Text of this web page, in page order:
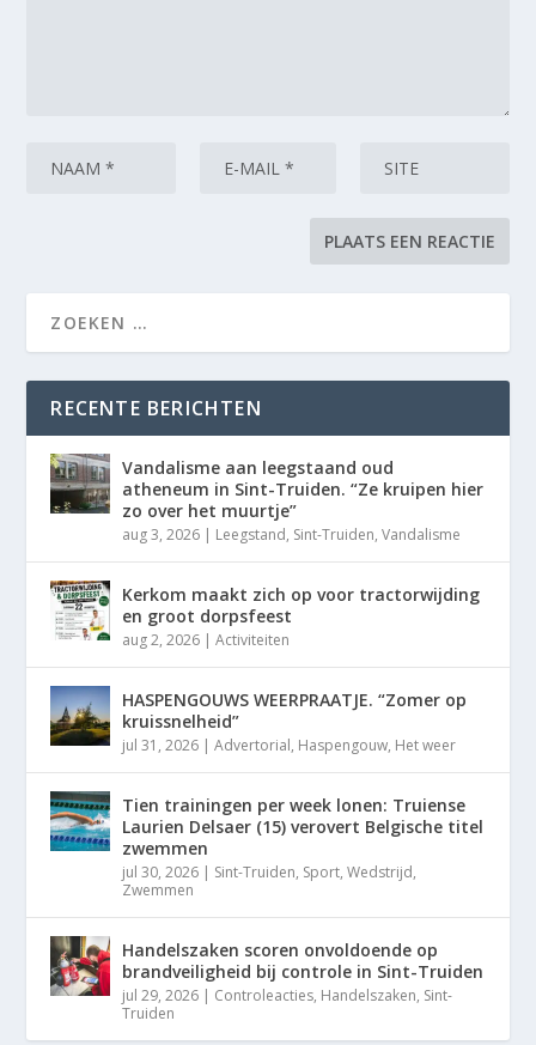
RECENTE BERICHTEN
Vandalisme aan leegstaand oud
atheneum in Sint-Truiden. “Ze kruipen hier
zo over het muurtje”
aug 3, 2026 | Leegstand, Sint-Truiden,Vandalisme
Kerkom maakt zich op voor tractorwijding
en groot dorpsfeest
aug 2, 2026 |Activiteiten
HASPENGOUWS WEERPRAATJE. “Zomer op
kruissnelheid”
jul 31, 2026 |Advertorial, Haspengouw, Het weer
Tien trainingen per week lonen: Truiense
Laurien Delsaer (15) verovert Belgische titel
zwemmen
jul 30, 2026 | Sint-Truiden, Sport,Wedstrijd,
Zwemmen
Handelszaken scoren onvoldoende op
brandveiligheid bij controle in Sint-Truiden
jul 29, 2026 | Controleacties, Handelszaken, Sint-
Truiden